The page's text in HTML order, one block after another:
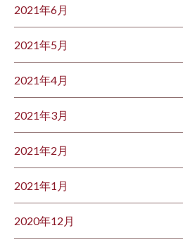
2021年6月
2021年5月
2021年4月
2021年3月
2021年2月
2021年1月
2020年12月